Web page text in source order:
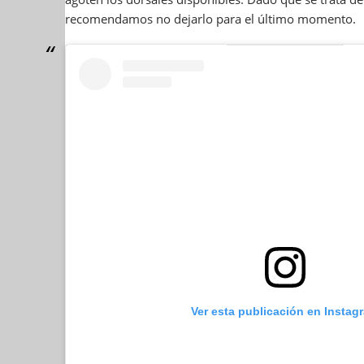
recomendamos no dejarlo para el último momento.
Ver esta publicación en